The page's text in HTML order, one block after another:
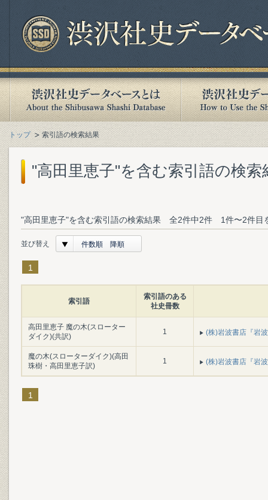
トップ 索引語の検索結果
"高田里恵子"を含む索引語の検索
"高田里恵子"を含む索引語の検索結果 全2件中2件 1件〜2件目
並び替え 件数順 降順
1
索引語
索引語のある
社史冊数
高田里恵子 魔の木(スローター
ダイク)(共訳)
1 (株)岩波書店『岩
魔の木(スローターダイク)(高田
珠樹・高田里恵子訳)
1 (株)岩波書店『岩
1